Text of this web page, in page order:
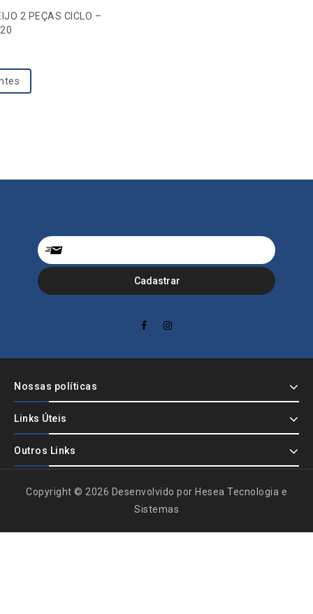
2 PEÇAS CICLO –
Nossas políticas
Links Úteis
Outros Links
Copyright © 2026 Desenvolvido por Hesea Tecnologia e
Sistemas